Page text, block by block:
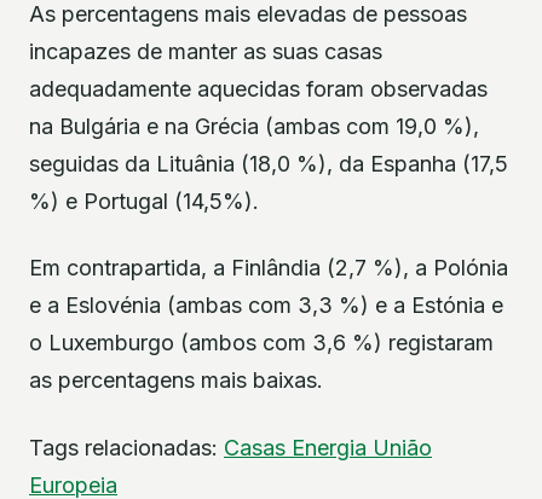
As percentagens mais elevadas de pessoas
incapazes de manter as suas casas
adequadamente aquecidas foram observadas
na Bulgária e na Grécia (ambas com 19,0 %),
seguidas da Lituânia (18,0 %), da Espanha (17,5
%) e Portugal (14,5%).
Em contrapartida, a Finlândia (2,7 %), a Polónia
e a Eslovénia (ambas com 3,3 %) e a Estónia e
o Luxemburgo (ambos com 3,6 %) registaram
as percentagens mais baixas.
Tags relacionadas: Casas Energia União
Europeia